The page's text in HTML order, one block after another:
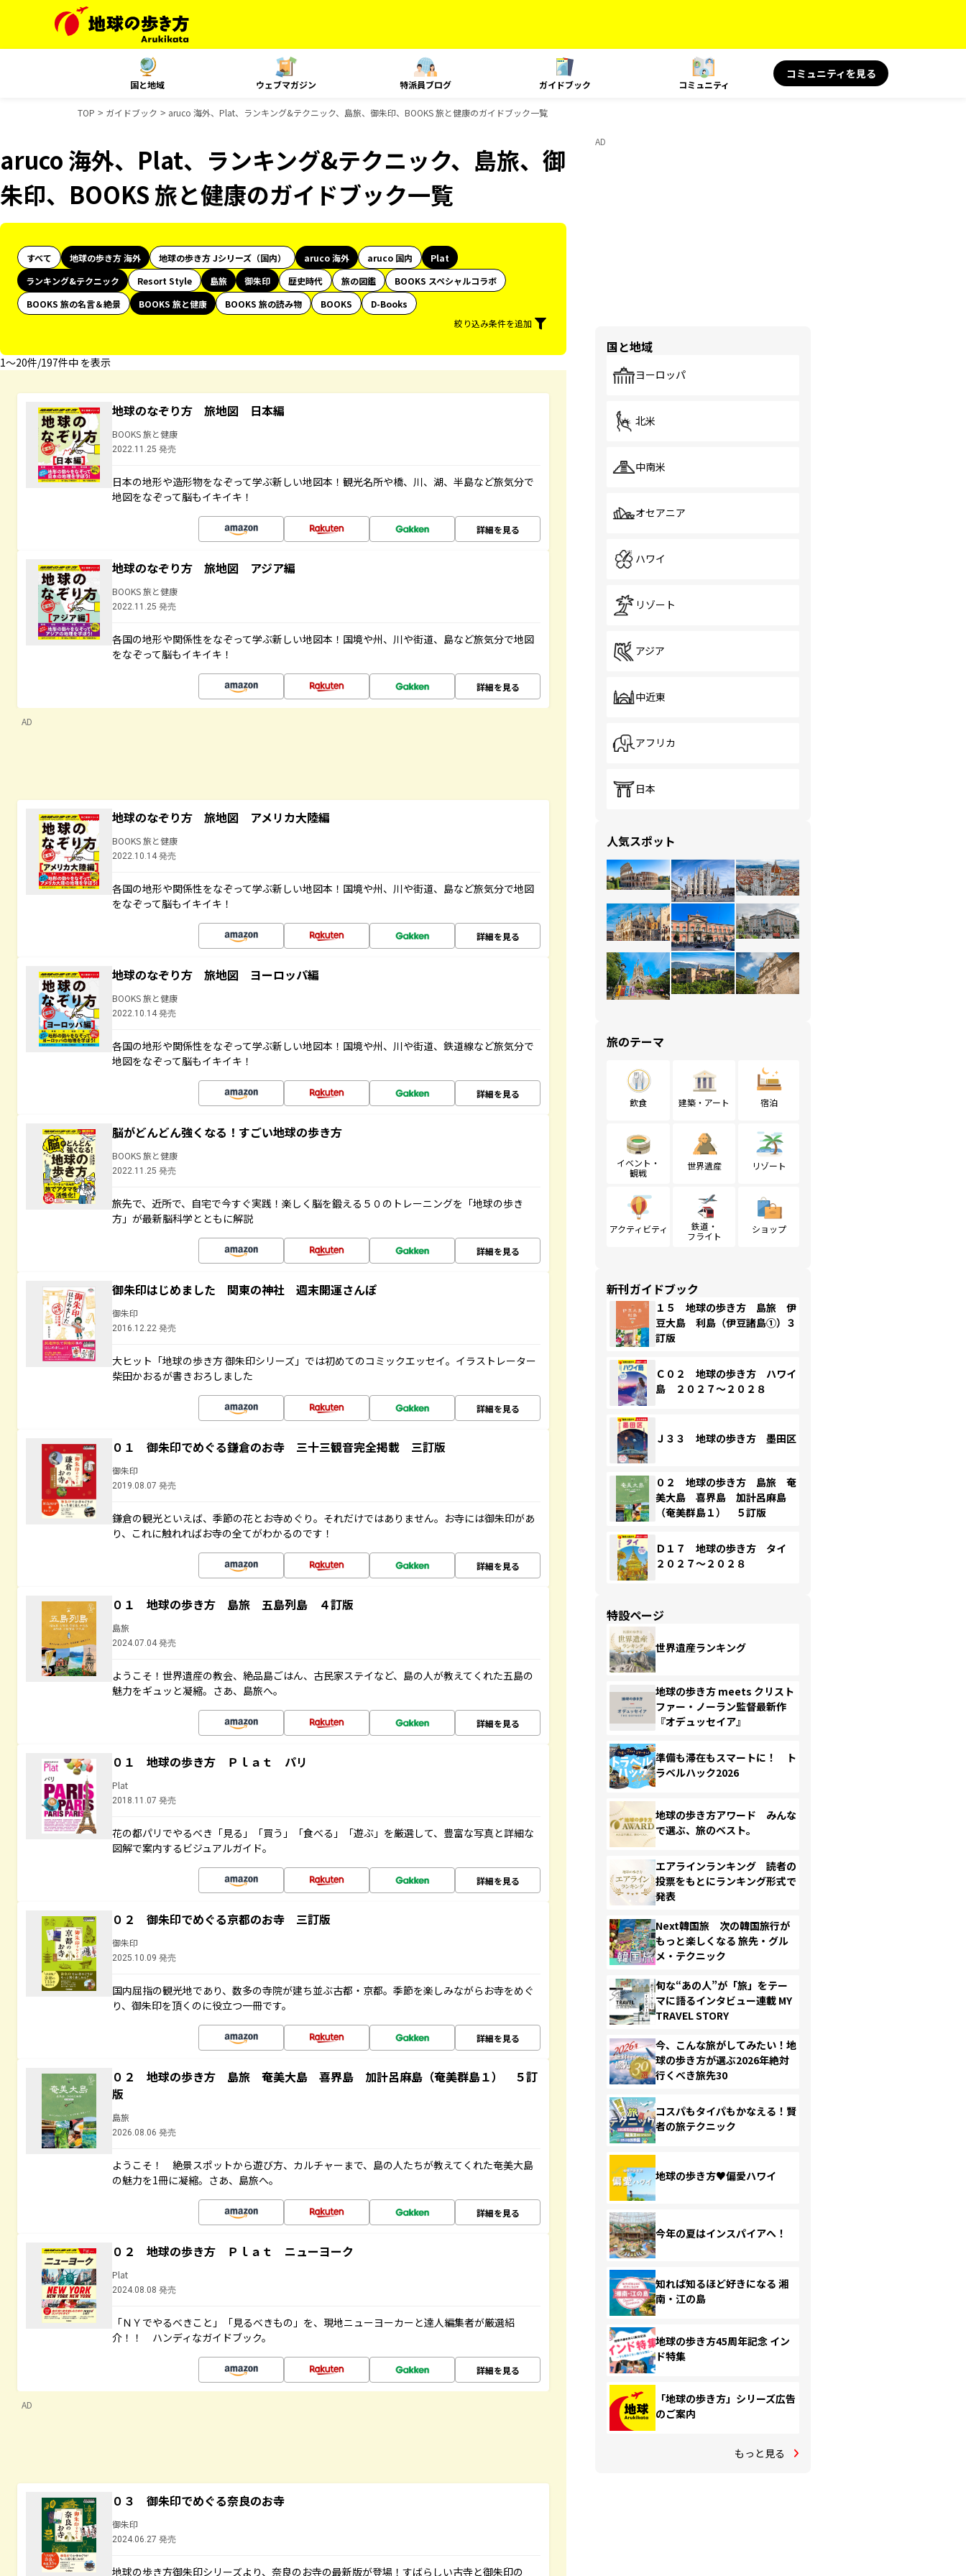
国と地域 ウェブマガジン 特派員ブログ ガイドブック コミュニティ
コミュニティを見る
TOP ガイドブック aruco 海外、Plat、ランキング&テクニック、島旅、御朱印、BOOKS 旅と健康のガイドブック一覧
aruco 海外、Plat、ランキング&テクニック、島旅、御
朱印、BOOKS 旅と健康のガイドブック一覧
すべて 地球の歩き方 海外 地球の歩き方 Jシリーズ（国内） aruco 海外 aruco 国内
Plat
ランキング&テクニック
Resort Style 島旅 御朱印 歴史時代 旅の図鑑
BOOKS スペシャルコラボ
BOOKS 旅の名言＆絶景
BOOKS 旅と健康 BOOKS 旅の読み物 BOOKS
D-Books
絞り込み条件を追加
1〜20件/197件中 を表示
地球のなぞり方 旅地図 日本編
BOOKS 旅と健康
2022.11.25 発売
日本の地形や造形物をなぞって学ぶ新しい地図本！観光名所や橋、川、湖、半島など旅気分で
地図をなぞって脳もイキイキ！
詳細を見る
地球のなぞり方 旅地図 アジア編
BOOKS 旅と健康
2022.11.25 発売
各国の地形や関係性をなぞって学ぶ新しい地図本！国境や州、川や街道、島など旅気分で地図
をなぞって脳もイキイキ！
詳細を見る
AD
地球のなぞり方 旅地図 アメリカ大陸編
BOOKS 旅と健康
2022.10.14 発売
各国の地形や関係性をなぞって学ぶ新しい地図本！国境や州、川や街道、島など旅気分で地図
をなぞって脳もイキイキ！
詳細を見る
地球のなぞり方 旅地図 ヨーロッパ編
BOOKS 旅と健康
2022.10.14 発売
各国の地形や関係性をなぞって学ぶ新しい地図本！国境や州、川や街道、鉄道線など旅気分で
地図をなぞって脳もイキイキ！
詳細を見る
脳がどんどん強くなる！すごい地球の歩き方
BOOKS 旅と健康
2022.11.25 発売
旅先で、近所で、自宅で今すぐ実践！楽しく脳を鍛える５０のトレーニングを「地球の歩き
方」が最新脳科学とともに解説
詳細を見る
御朱印はじめました 関東の神社 週末開運さんぽ
御朱印
2016.12.22 発売
大ヒット「地球の歩き方 御朱印シリーズ」では初めてのコミックエッセイ。イラストレーター
柴田かおるが書きおろしました
詳細を見る
０１ 御朱印でめぐる鎌倉のお寺 三十三観音完全掲載 三訂版
御朱印
2019.08.07 発売
鎌倉の観光といえば、季節の花とお寺めぐり。それだけではありません。お寺には御朱印があ
り、これに触れればお寺の全てがわかるのです！
詳細を見る
０１ 地球の歩き方 島旅 五島列島 ４訂版
島旅
2024.07.04 発売
ようこそ！世界遺産の教会、絶品島ごはん、古民家ステイなど、島の人が教えてくれた五島の
魅力をギュッと凝縮。さあ、島旅へ。
詳細を見る
０１ 地球の歩き方 Ｐｌａｔ パリ
Plat
2018.11.07 発売
花の都パリでやるべき「見る」「買う」「食べる」「遊ぶ」を厳選して、豊富な写真と詳細な
図解で案内するビジュアルガイド。
詳細を見る
０２ 御朱印でめぐる京都のお寺 三訂版
御朱印
2025.10.09 発売
国内屈指の観光地であり、数多の寺院が建ち並ぶ古都・京都。季節を楽しみながらお寺をめぐ
り、御朱印を頂くのに役立つ一冊です。
詳細を見る
０２ 地球の歩き方 島旅 奄美大島 喜界島 加計呂麻島（奄美群島１） ５訂
版
島旅
2026.08.06 発売
ようこそ！ 絶景スポットから遊び方、カルチャーまで、島の人たちが教えてくれた奄美大島
の魅力を1冊に凝縮。さあ、島旅へ。
詳細を見る
０２ 地球の歩き方 Ｐｌａｔ ニューヨーク
Plat
2024.08.08 発売
「ＮＹでやるべきこと」「見るべきもの」を、現地ニューヨーカーと達人編集者が厳選紹
介！！ ハンディなガイドブック。
詳細を見る
AD
０３ 御朱印でめぐる奈良のお寺
御朱印
2024.06.27 発売
地球の歩き方御朱印シリーズより、奈良のお寺の最新版が登場！すばらしい古寺と御朱印の
AD
国と地域
ヨーロッパ
北米
中南米
オセアニア
ハワイ
リゾート
アジア
中近東
アフリカ
日本
人気スポット
旅のテーマ
飲食 建築・アート 宿泊
イベント・
観戦
世界遺産 リゾート
アクティビティ
鉄道・
フライト
ショップ
新刊ガイドブック
１５ 地球の歩き方 島旅 伊
豆大島 利島（伊豆諸島①）３
訂版
Ｃ０２ 地球の歩き方 ハワイ
島 ２０２７～２０２８
Ｊ３３ 地球の歩き方 墨田区
０２ 地球の歩き方 島旅 奄
美大島 喜界島 加計呂麻島
（奄美群島１） ５訂版
Ｄ１７ 地球の歩き方 タイ
２０２７～２０２８
特設ページ
世界遺産ランキング
地球の歩き方 meets クリスト
ファー・ノーラン監督最新作
『オデュッセイア』
準備も滞在もスマートに！ ト
ラベルハック2026
地球の歩き方アワード みんな
で選ぶ、旅のベスト。
エアラインランキング 読者の
投票をもとにランキング形式で
発表
Next韓国旅 次の韓国旅行が
もっと楽しくなる 旅先・グル
メ・テクニック
旬な“あの人”が「旅」をテー
マに語るインタビュー連載 MY
TRAVEL STORY
今、こんな旅がしてみたい！地
球の歩き方が選ぶ2026年絶対
行くべき旅先30
コスパもタイパもかなえる！賢
者の旅テクニック
地球の歩き方♥偏愛ハワイ
今年の夏はインスパイアへ！
知れば知るほど好きになる 湘
南・江の島
地球の歩き方45周年記念 イン
ド特集
「地球の歩き方」シリーズ広告
のご案内
もっと見る